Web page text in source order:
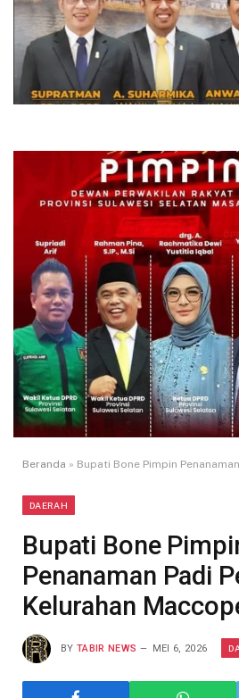
Beranda » Bupati Bone Pimpin Penanaman Padi
DAERAH
Bupati Bone
Penanaman Padi
Kelurahan
BY TABIR NEWS MEI 6, 2026